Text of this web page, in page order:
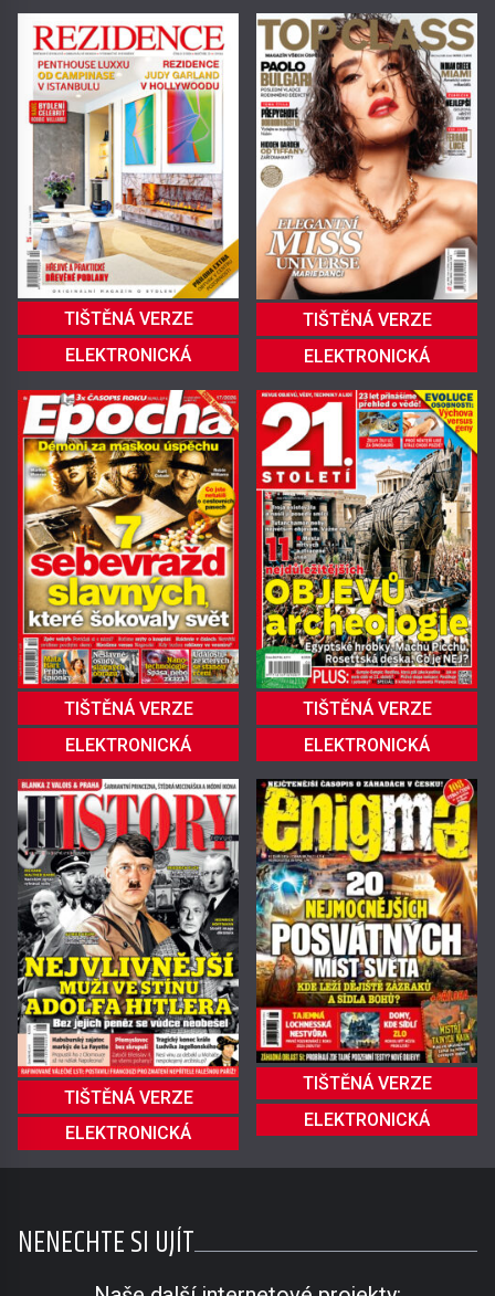
TIŠTĚNÁ VERZE
ELEKTRONICKÁ
TIŠTĚNÁ VERZE
ELEKTRONICKÁ
TIŠTĚNÁ VERZE
ELEKTRONICKÁ
TIŠTĚNÁ VERZE
ELEKTRONICKÁ
TIŠTĚNÁ VERZE
ELEKTRONICKÁ
TIŠTĚNÁ VERZE
ELEKTRONICKÁ
NENECHTE SI UJÍT